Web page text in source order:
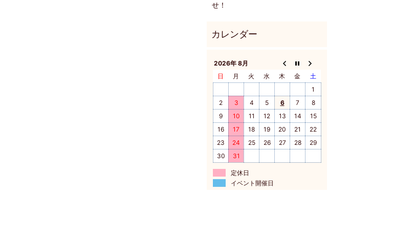
せ！
2026年 8月
日
月 火 水 木 金
土
1
2
3 4 5 6 7
8
9
10 11 12 13 14
15
16
17 18 19 20 21
22
23
24 25 26 27 28
29
30
31
定休日
イベント開催日